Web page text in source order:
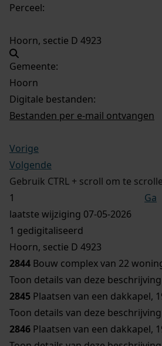
Perceel:
Hoorn, sectie D 4923
Gemeente:
Hoorn
Digitale bestanden:
Bestanden per e-mail ontvangen
Vorige
Volgende
Gebruik CTRL + scroll om te
Ga
laatste wijziging 07-05-2026
1 gedigitaliseerd
Hoorn, sectie D 4923
2844 Bouw complex van 22
Toon details van deze
2845 Plaatsen van een dakkapel,
Toon details van deze
2846 Plaatsen van een dakkapel,